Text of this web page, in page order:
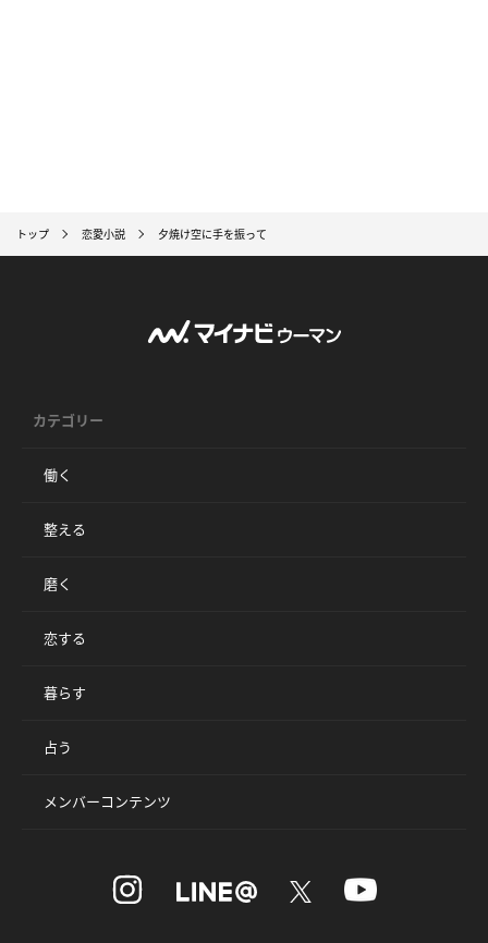
トップ 恋愛小説 夕焼け空に手を振って
カテゴリー
働く
整える
磨く
恋する
暮らす
占う
メンバーコンテンツ